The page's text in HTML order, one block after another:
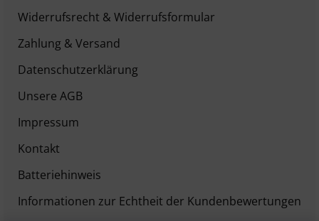
Widerrufsrecht & Widerrufsformular
Zahlung & Versand
Datenschutzerklärung
Unsere AGB
Impressum
Kontakt
Batteriehinweis
Informationen zur Echtheit der Kundenbewertungen